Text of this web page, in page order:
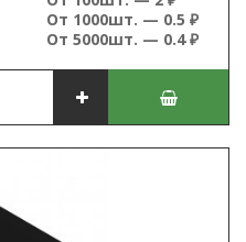
От 1000шт. — 0.5 ₽
От 5000шт. — 0.4 ₽